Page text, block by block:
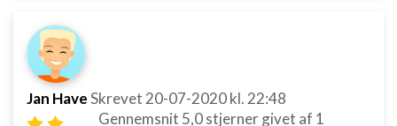
Jan HaveSkrevet 20-07-2020kl. 22:48
Gennemsnit 5,0stjerner givet af 1